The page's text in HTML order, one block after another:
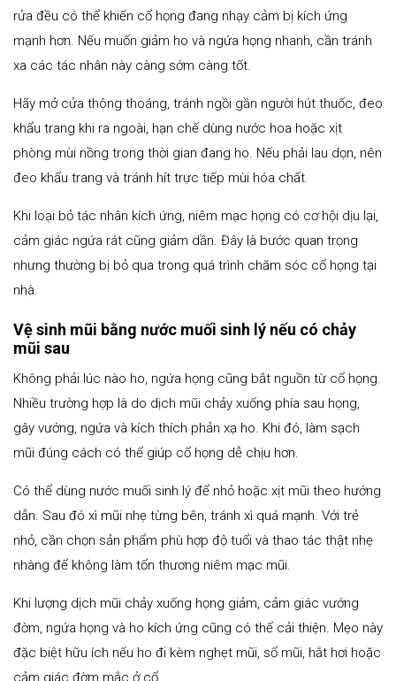
rửa đều có thể khiến cổ họng đang nhạy cảm bị kích ứng
mạnh hơn. Nếu muốn giảm ho và ngứa họng nhanh, cần tránh
xa các tác nhân này càng sớm càng tốt.
Hãy mở cửa thông thoáng, tránh ngồi gần người hút thuốc, đeo
khẩu trang khi ra ngoài, hạn chế dùng nước hoa hoặc xịt
phòng mùi nồng trong thời gian đang ho. Nếu phải lau dọn, nên
đeo khẩu trang và tránh hít trực tiếp mùi hóa chất.
Khi loại bỏ tác nhân kích ứng, niêm mạc họng có cơ hội dịu lại,
cảm giác ngứa rát cũng giảm dần. Đây là bước quan trọng
nhưng thường bị bỏ qua trong quá trình chăm sóc cổ họng tại
nhà.
Vệ sinh mũi bằng nước muối sinh lý nếu có chảy
mũi sau
Không phải lúc nào ho, ngứa họng cũng bắt nguồn từ cổ họng.
Nhiều trường hợp là do dịch mũi chảy xuống phía sau họng,
gây vướng, ngứa và kích thích phản xạ ho. Khi đó, làm sạch
mũi đúng cách có thể giúp cổ họng dễ chịu hơn.
Có thể dùng nước muối sinh lý để nhỏ hoặc xịt mũi theo hướng
dẫn. Sau đó xì mũi nhẹ từng bên, tránh xì quá mạnh. Với trẻ
nhỏ, cần chọn sản phẩm phù hợp độ tuổi và thao tác thật nhẹ
nhàng để không làm tổn thương niêm mạc mũi.
Khi lượng dịch mũi chảy xuống họng giảm, cảm giác vướng
đờm, ngứa họng và ho kích ứng cũng có thể cải thiện. Mẹo này
đặc biệt hữu ích nếu ho đi kèm nghẹt mũi, sổ mũi, hắt hơi hoặc
cảm giác đờm mắc ở cổ.